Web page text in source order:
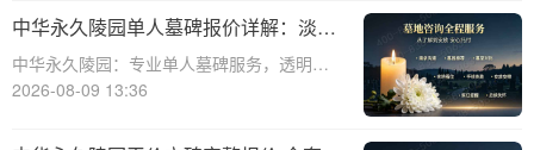
中，我们总会面临生离死别的时刻。当亲人
离世，选择一个合适的安葬地点，
中华永久陵园单人墓碑报价详解：淡季
下单享数千元优惠
中华永久陵园：专业单人墓碑服务，透明报
价与淡季优惠助力您选择理想安息之地☎ 中
园，作为业界领先的陵园服务提供商，深知
2026-08-09 13:36